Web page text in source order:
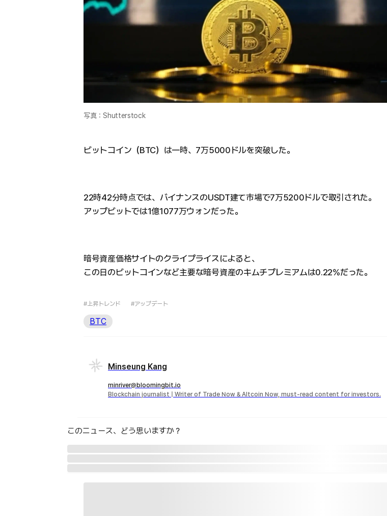
写真：Shutterstock
ビットコイン（BTC）は一時、7万5000ドルを突破した。
22時42分時点では、バイナンスのUSDT建て市場で7万5200ドルで取引された。
アップビットでは1億1077万ウォンだった。
暗号資産価格サイトのクライプライスによると、
この日のビットコインなど主要な暗号資産のキムチプレミアムは0.22%だった。
#上昇トレンド #アップデート
BTC
Minseung Kang
minriver@bloomingbit.io
Blockchain journalist | Writer of Trade Now & Altcoin Now, must-read content for investors.
このニュース、どう思いますか？